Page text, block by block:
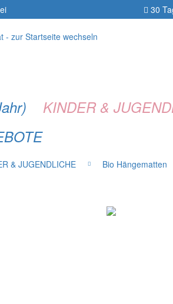
30
KINDER &
& JUGENDLICHE Bio Hängematten